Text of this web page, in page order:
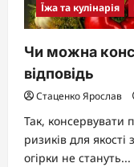
Їжа та кулінарія
Чи можна
відповідь
Стаценко Ярослав
Так,
ризиків для
огірки не стануть...